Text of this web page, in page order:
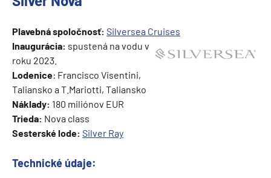
Plavebná spoločnosť: Silversea Cruises
Inaugurácia: spustená na vodu v
roku 2023.
Lodenice: Francisco Visentini,
Taliansko a T.Mariotti, Taliansko
Náklady: 180 miliónov EUR
Trieda: Nova class
Sesterské lode: Silver Ray
Technické údaje: